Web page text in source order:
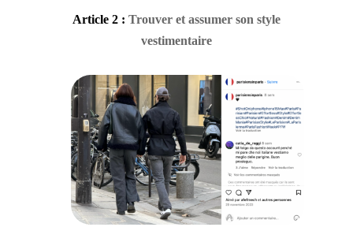
Article 2 : Trouver et assumer son style
vestimentaire